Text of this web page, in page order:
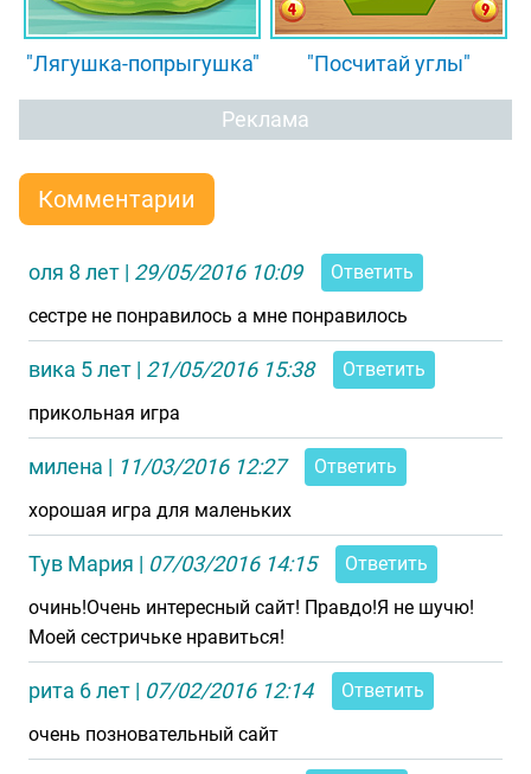
"Лягушка-попрыгушка" "Посчитай углы"
Реклама
Комментарии
оля 8 лет | 29/05/2016 10:09
Ответить
сестре не понравилось а мне понравилось
вика 5 лет | 21/05/2016 15:38
Ответить
прикольная игра
милена | 11/03/2016 12:27
Ответить
хорошая игра для маленьких
Тув Мария | 07/03/2016 14:15
Ответить
очинь!Очень интересный сайт! Правдо!Я не шучю!
Моей сестричьке нравиться!
рита 6 лет | 07/02/2016 12:14
Ответить
очень позновательный сайт